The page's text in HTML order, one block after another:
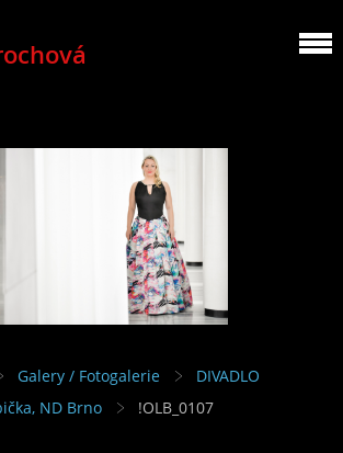
Galery / Fotogalerie
DIVADLO
ND Brno !OLB_0107